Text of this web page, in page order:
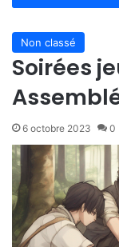
Non classé
Soirées
6 octobre 2023 0